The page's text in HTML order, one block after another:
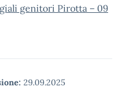
genitori Pirotta – 09
29.09.2025